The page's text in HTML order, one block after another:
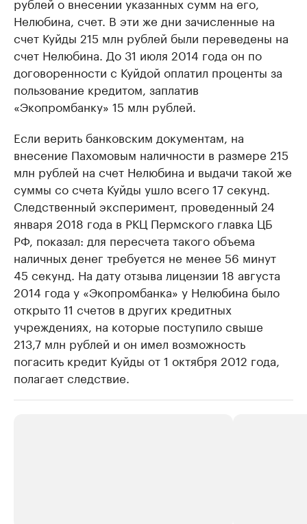
Нелюбина, счет. В эти же дни зачисленные на
счет Куйды 215 млн рублей были переведены на
счет Нелюбина. До 31 июля 2014 года он по
договоренности с Куйдой оплатил проценты за
пользование кредитом, заплатив
«Экопромбанку» 15 млн рублей.
Если верить банковским документам, на
внесение Пахомовым наличности в размере 215
млн рублей на счет Нелюбина и выдачи такой же
суммы со счета Куйды ушло всего 17 секунд.
Следственный эксперимент, проведенный 24
января 2018 года в РКЦ Пермского главка ЦБ
РФ, показал: для пересчета такого объема
наличных денег требуется не менее 56 минут
45 секунд. На дату отзыва лицензии 18 августа
2014 года у «Экопромбанка» у Нелюбина было
открыто 11 счетов в других кредитных
учреждениях, на которые поступило свыше
213,7 млн рублей и он имел возможность
погасить кредит Куйды от 1 октября 2012 года,
полагает следствие.